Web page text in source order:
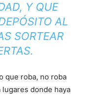
Y QUE
AL
SORTEAR
que roba, no roba
donde haya